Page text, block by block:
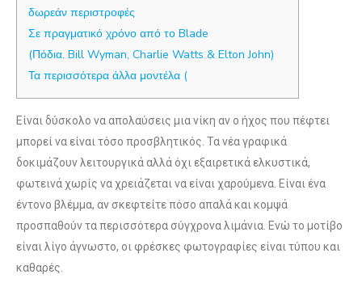
δωρεάν περιστροφές
Σε πραγματικό χρόνο από το Blade
(Πόδια. Bill Wyman, Charlie Watts & Elton John)
Τα περισσότερα άλλα μοντέλα (
Είναι δύσκολο να απολαύσεις μια νίκη αν ο ήχος που πέφτει
μπορεί να είναι τόσο προσβλητικός. Τα νέα γραφικά
δοκιμάζουν λειτουργικά αλλά όχι εξαιρετικά ελκυστικά,
φωτεινά χωρίς να χρειάζεται να είναι χαρούμενα. Είναι ένα
έντονο βλέμμα, αν σκεφτείτε πόσο απαλά και κομψά
προσπαθούν τα περισσότερα σύγχρονα λιμάνια. Ενώ το μοτίβο
είναι λίγο άγνωστο, οι φρέσκες φωτογραφίες είναι τύπου και
καθαρές.